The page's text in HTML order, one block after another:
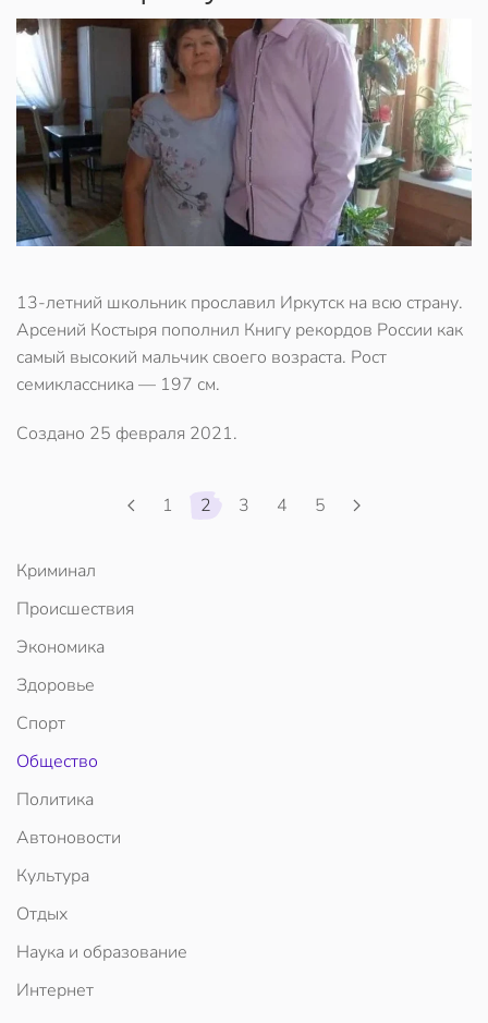
13-летний школьник прославил Иркутск на всю страну.
Арсений Костыря пополнил Книгу рекордов России как
самый высокий мальчик своего возраста. Рост
семиклассника — 197 см.
Создано 25 февраля 2021.
1 2 3 4 5
Криминал
Происшествия
Экономика
Здоровье
Спорт
Общество
Политика
Автоновости
Культура
Отдых
Наука и образование
Интернет